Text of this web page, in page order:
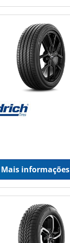
Mais informações